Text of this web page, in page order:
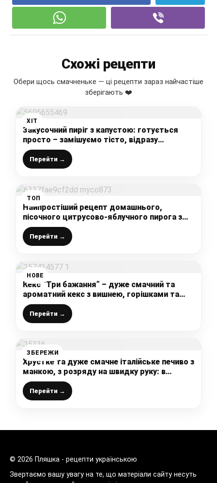
Схожі рецепти
Обери щось смачненьке — ці рецепти зараз найчастіше
зберігають ❤️
ХІТ
Закусочний пиріг з капустою: готується
просто – замішуємо тісто, відразу
розкачуємо і кладемо начинку (мабуть, це
найлегший рецепт)
Перейти →
ТОП
Найпростіший рецепт домашнього,
пісочного цитрусово-яблучного пирога з
горіхами: готую дуже часто, і завжди
вдалий, смачний і неймовірно ароматний
Перейти →
НОВЕ
Кекс “Три бажання” – дуже смачний та
ароматний кекс з вишнею, горішками та
какао (рецепт від української господині)
Перейти →
ЗБЕРЕЖИ
Хрустке та дуже смачне італійське печиво з
манкою, з розряду на швидку руку: в
магазині не купую, печу сама
Перейти →
© 2026 Пляшка - рецепти українською
Звертаємо вашу увагу на те, що матеріали сайту несуть